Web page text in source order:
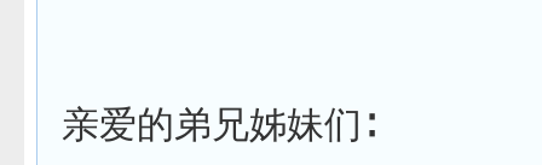
亲爱的弟兄姊妹们∶